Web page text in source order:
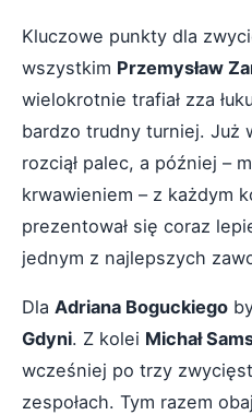
Kluczowe punkty dla
wszystkim Przemysław
wielokrotnie trafiał zza
bardzo trudny turniej. Już
rozciął palec, a później –
krwawieniem – z każdym
prezentował się coraz
jednym z najlepszych
Dla Adriana Boguckiego
Gdyni. Z kolei Michał
wcześniej po trzy
zespołach. Tym razem